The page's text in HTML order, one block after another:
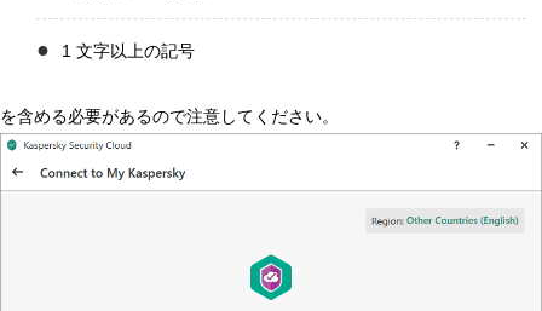
1 文字以上の記号
を含める必要があるので注意してください。